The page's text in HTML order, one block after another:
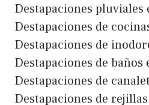
Destapaciones pluviales
Destapaciones de
Destapaciones de
Destapaciones de baños
Destapaciones de
Destapaciones de